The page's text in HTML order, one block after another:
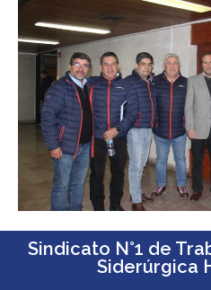
Sindicato N°1 de
Siderúrgica